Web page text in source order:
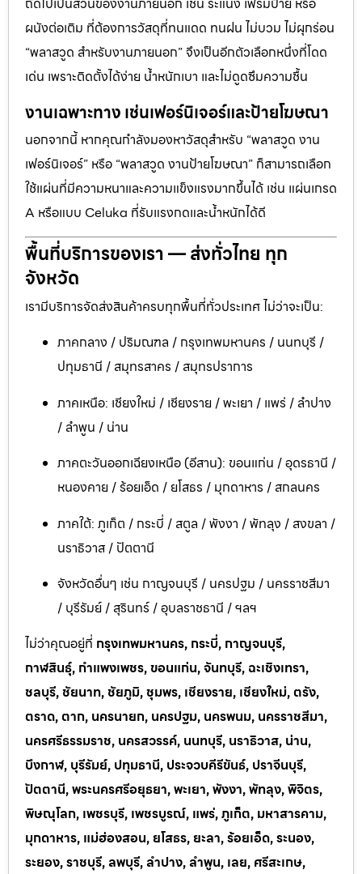
ผนังต่อเติม ที่ต้องการวัสดุที่ทนแดด ทนฝน ไม่บวม ไม่ผุกร่อน
“พลาสวูด สำหรับงานภายนอก” จึงเป็นอีกตัวเลือกหนึ่งที่โดด
เด่น เพราะติดตั้งได้ง่าย น้ำหนักเบา และไม่ดูดซึมความชื้น
งานเฉพาะทาง เช่นเฟอร์นิเจอร์และป้ายโฆษณา
นอกจากนี้ หากคุณกำลังมองหาวัสดุสำหรับ “พลาสวูด งาน
เฟอร์นิเจอร์” หรือ “พลาสวูด งานป้ายโฆษณา” ก็สามารถเลือก
ใช้แผ่นที่มีความหนาและความแข็งแรงมากขึ้นได้ เช่น แผ่นเกรด
A หรือแบบ Celuka ที่รับแรงกดและน้ำหนักได้ดี
พื้นที่บริการของเรา — ส่งทั่วไทย ทุก
จังหวัด
เรามีบริการจัดส่งสินค้าครบทุกพื้นที่ทั่วประเทศ ไม่ว่าจะเป็น:
ภาคกลาง / ปริมณฑล / กรุงเทพมหานคร / นนทบุรี /
ปทุมธานี / สมุทรสาคร / สมุทรปราการ
ภาคเหนือ: เชียงใหม่ / เชียงราย / พะเยา / แพร่ / ลำปาง
/ ลำพูน / น่าน
ภาคตะวันออกเฉียงเหนือ (อีสาน): ขอนแก่น / อุดรธานี /
หนองคาย / ร้อยเอ็ด / ยโสธร / มุกดาหาร / สกลนคร
ภาคใต้: ภูเก็ต / กระบี่ / สตูล / พังงา / พัทลุง / สงขลา /
นราธิวาส / ปัตตานี
จังหวัดอื่นๆ เช่น กาญจนบุรี / นครปฐม / นครราชสีมา
/ บุรีรัมย์ / สุรินทร์ / อุบลราชธานี / ฯลฯ
ไม่ว่าคุณอยู่ที่ กรุงเทพมหานคร, กระบี่, กาญจนบุรี,
กาฬสินธุ์, กำแพงเพชร, ขอนแก่น, จันทบุรี, ฉะเชิงเทรา,
ชลบุรี, ชัยนาท, ชัยภูมิ, ชุมพร, เชียงราย, เชียงใหม่, ตรัง,
ตราด, ตาก, นครนายก, นครปฐม, นครพนม, นครราชสีมา,
นครศรีธรรมราช, นครสวรรค์, นนทบุรี, นราธิวาส, น่าน,
บึงกาฬ, บุรีรัมย์, ปทุมธานี, ประจวบคีรีขันธ์, ปราจีนบุรี,
ปัตตานี, พระนครศรีอยุธยา, พะเยา, พังงา, พัทลุง, พิจิตร,
พิษณุโลก, เพชรบุรี, เพชรบูรณ์, แพร่, ภูเก็ต, มหาสารคาม,
มุกดาหาร, แม่ฮ่องสอน, ยโสธร, ยะลา, ร้อยเอ็ด, ระนอง,
ระยอง, ราชบุรี, ลพบุรี, ลำปาง, ลำพูน, เลย, ศรีสะเกษ,